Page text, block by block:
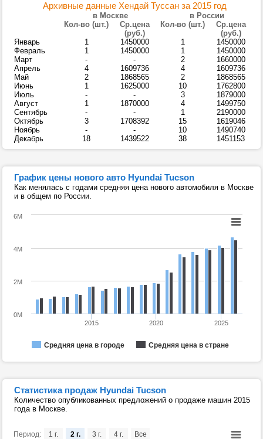
Архивные данные Хендай Туссан за 2015 год
в Москве
в России
Кол-во (шт.)
Ср.цена
(руб.)
Кол-во (шт.)
Ср.цена
(руб.)
Январь
1 1450000 1
1450000
Февраль
1 1450000 1
1450000
Март
- - 2
1660000
Апрель
4 1609736 4
1609736
Май
2 1868565 2
1868565
Июнь
1 1625000 10
1762800
Июль
- - 3
1879000
Август
1 1870000 4
1499750
Сентябрь
- - 1
2190000
Октябрь
3 1708392 15
1619046
Ноябрь
- - 10
1490740
Декабрь
18 1439522 38 1451153
График цены нового авто Hyundai Tucson
Как менялась с годами средняя цена нового автомобиля в Москве
и в общем по России.
Средняя цена в городе Средняя цена в стране
2015 2020 2025
0M
2M
4M
6M
Статистика продаж Hyundai Tucson
Количество опубликованных предложений о продаже машин 2015
года в Москве.
Период: 1 г. 2 г. 3 г. 4 г. Все